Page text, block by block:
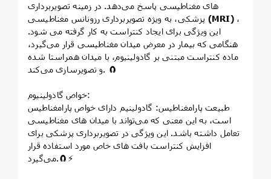
های مغناطیسی پاسخ می‌دهد. در زمینه تصویربرداری
(MRI)،
این ویژگی برای ایجاد کنتراست به کار گرفته می شود.
هنگامی که بیمار در معرض میدان مغناطیسی قرار می‌گیرد،
ماده کنتراست مبتنی بر گادولینیوم، با میدان همراستا شده
و تصویرسازی می‌کند. 🧲
خواص گادولینیوم:
طبیعت پارامغناطیس: گادولینیم دارای خواص پارامغناطیس
است، به این معنی که می‌تواند با میدان های مغناطیسی
تعامل داشته باشد. این ویژگی در تصویربرداری پزشکی برای
افزایش کنتراست بافت های خاص مورد استفاده قرار
می‌گیرد.🧲⚡️